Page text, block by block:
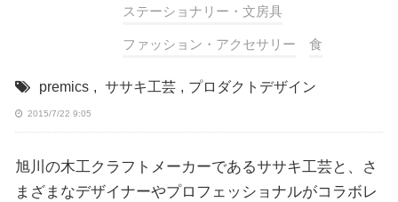
ステーショナリー・文房具
ファッション・アクセサリー 食
premics , ササキ工芸 , プロダクトデザイン
2015/7/22 9:05
旭川の木工クラフトメーカーであるササキ工芸と、さ
まざまなデザイナーやプロフェッショナルがコラボレ